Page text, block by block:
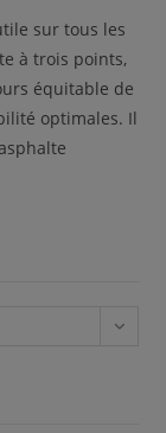
sur tous les
à trois points,
équitable de
optimales. Il